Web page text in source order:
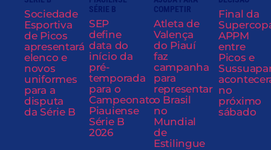
Sociedade
Esportiva
de Picos
apresentará
elenco e
novos
uniformes
para a
disputa
da Série B
SÉRIE B
SEP
define
data do
início da
pré-
temporada
para o
Campeonato
Piauiense
Série B
2026
COMPETIR
Atleta de
Valença
do Piauí
faz
campanha
para
representar
o Brasil
no
Mundial
de
Estilingue
Final da
APPM
entre
Picos e
no
próximo
sábado